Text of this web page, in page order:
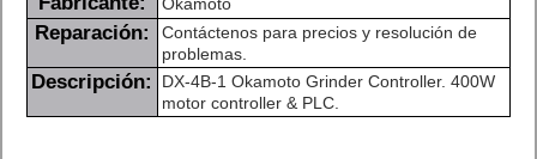
Reparación:
Contáctenos para precios y resolución de
problemas.
Descripción:
DX-4B-1 Okamoto Grinder Controller. 400W
motor controller & PLC.